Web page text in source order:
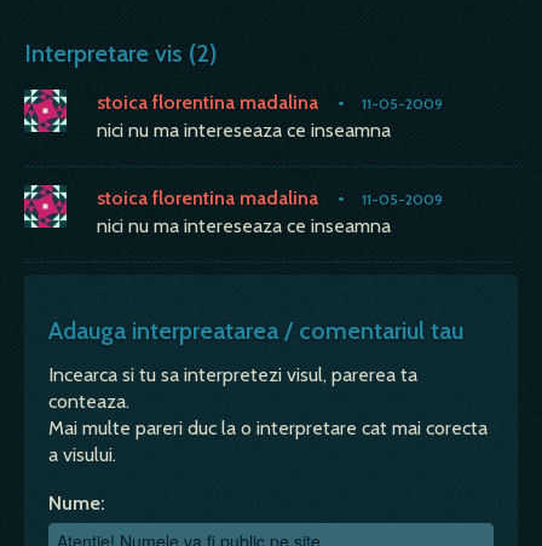
Interpretare vis (2)
stoica florentina madalina • 11-05-2009
nici nu ma intereseaza ce inseamna
stoica florentina madalina • 11-05-2009
nici nu ma intereseaza ce inseamna
Adauga interpreatarea / comentariul tau
Incearca si tu sa interpretezi visul, parerea ta
conteaza.
Mai multe pareri duc la o interpretare cat mai corecta
a visului.
Nume: